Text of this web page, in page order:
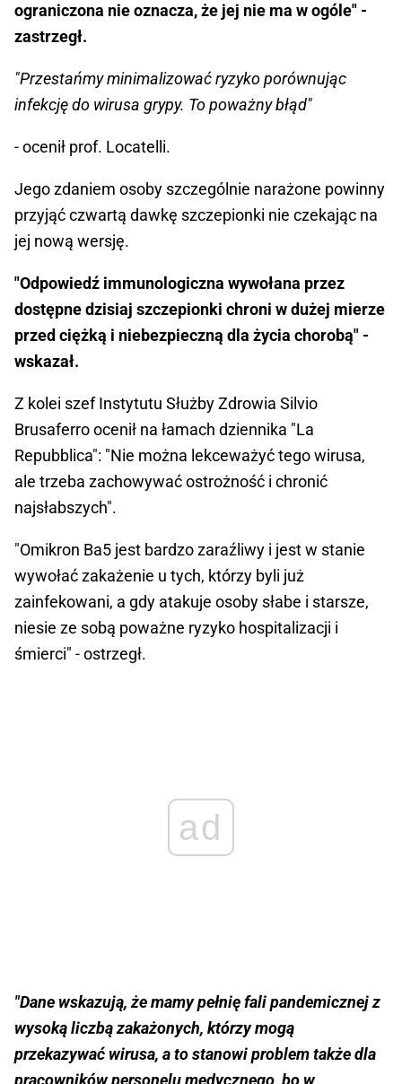
ograniczona nie oznacza, że jej nie ma w ogóle" -
zastrzegł.
"Przestańmy minimalizować ryzyko porównując
infekcję do wirusa grypy. To poważny błąd"
- ocenił prof. Locatelli.
Jego zdaniem osoby szczególnie narażone powinny
przyjąć czwartą dawkę szczepionki nie czekając na
jej nową wersję.
"Odpowiedź immunologiczna wywołana przez
dostępne dzisiaj szczepionki chroni w dużej mierze
przed ciężką i niebezpieczną dla życia chorobą" -
wskazał.
Z kolei szef Instytutu Służby Zdrowia Silvio
Brusaferro ocenił na łamach dziennika "La
Repubblica": "Nie można lekceważyć tego wirusa,
ale trzeba zachowywać ostrożność i chronić
najsłabszych".
"Omikron Ba5 jest bardzo zaraźliwy i jest w stanie
wywołać zakażenie u tych, którzy byli już
zainfekowani, a gdy atakuje osoby słabe i starsze,
niesie ze sobą poważne ryzyko hospitalizacji i
śmierci" - ostrzegł.
ad
"Dane wskazują, że mamy pełnię fali pandemicznej z
wysoką liczbą zakażonych, którzy mogą
przekazywać wirusa, a to stanowi problem także dla